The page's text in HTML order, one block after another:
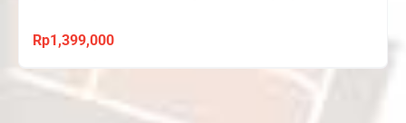
Rp1,399,000